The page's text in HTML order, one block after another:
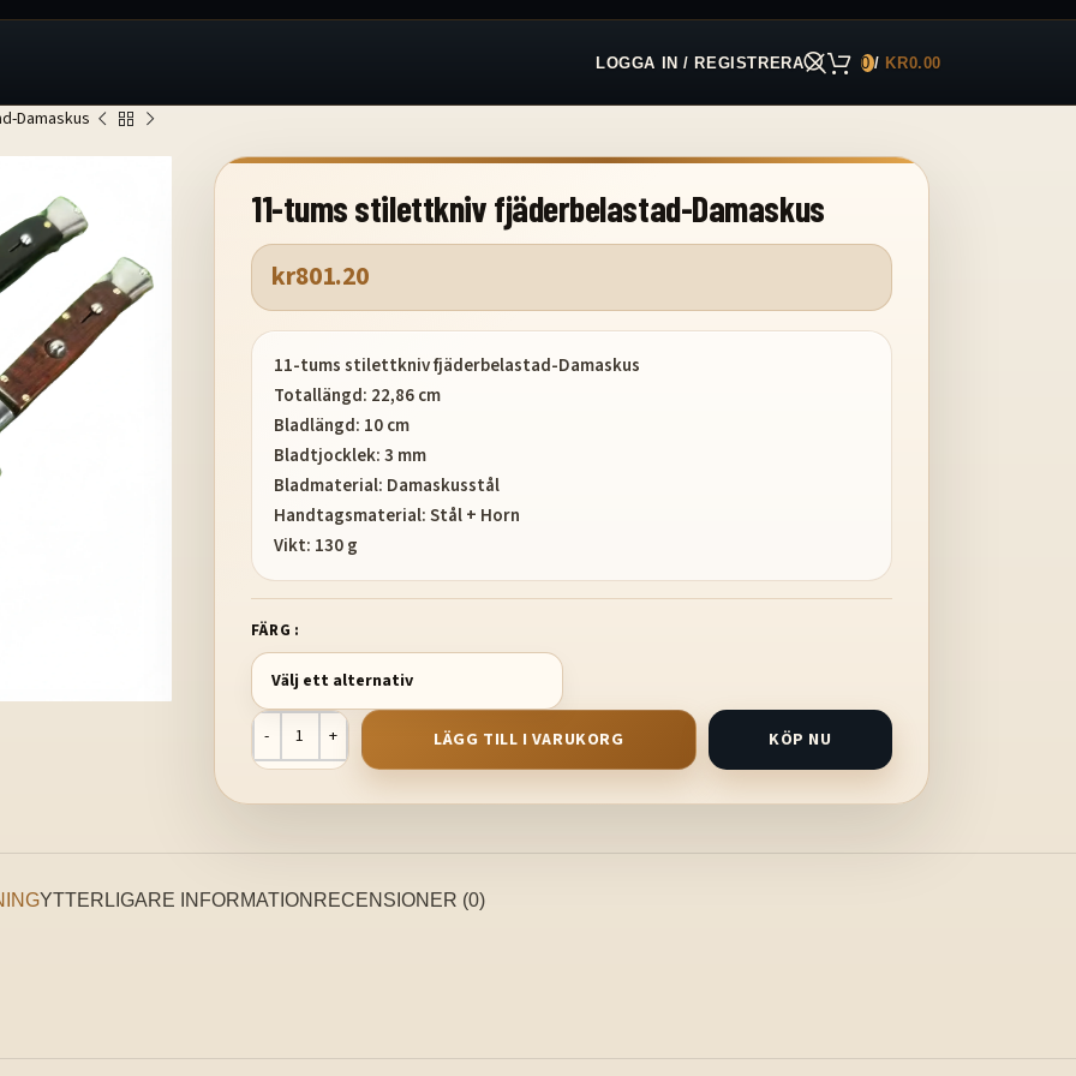
LOGGA IN / REGISTRERA 0/ KR0.00
Damaskus
11-tums stilettkniv fjäderbelastad-Damaskus
kr801.20
11-tums stilettkniv fjäderbelastad-Damaskus
Totallängd: 22,86 cm
Bladlängd: 10 cm
Bladtjocklek: 3 mm
Bladmaterial: Damaskusstål
Handtagsmaterial: Stål + Horn
Vikt: 130 g
FÄRG
LÄGG TILL I VARUKORG KÖP NU
YTTERLIGARE INFORMATION RECENSIONER (0)